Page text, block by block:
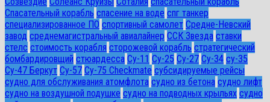
Спасательный корабль спасение на воде спг танкер
специализированное ПО спортивный самолет Средне-Невский
завод среднемагистральный авиалайнер ССК Звезда ставки
стелс стоимость корабля сторожевой корабль стратегический
бомбардировщий стюардесса Су-11 Су-25 Су-27 Су-34 су-35
Су-47 Беркут Су-57 Су-75 Checkmate субсидируемые рейсы
судно для обслуживания атомфлота судно из бетона судно лифт
судно на воздушной подушке судно на подводных крыльях судно